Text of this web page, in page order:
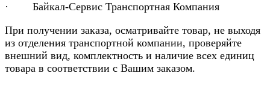
· Байкал-Сервис Транспортная Компания
При получении заказа, осматривайте товар, не выходя
из отделения транспортной компании, проверяйте
внешний вид, комплектность и наличие всех единиц
товара в соответствии с Вашим заказом.